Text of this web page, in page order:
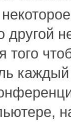
другой
того